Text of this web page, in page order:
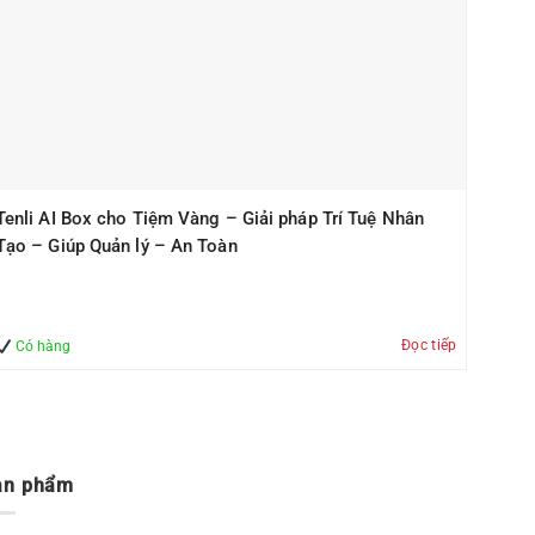
AI Box cho Tiệm Vàng – Giải pháp Trí Tuệ Nhân
– Giúp Quản lý – An Toàn
Có hàng Đọc tiếp
phẩm